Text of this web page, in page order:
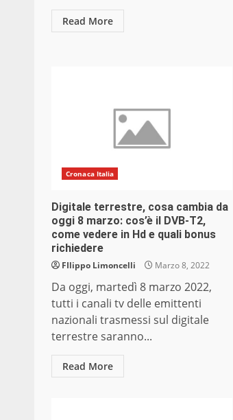
Read More
Cronaca Italia
Digitale terrestre, cosa cambia da
oggi 8 marzo: cos’è il DVB-T2,
come vedere in Hd e quali bonus
richiedere
FIlippo Limoncelli Marzo 8, 2022
Da oggi, martedì 8 marzo 2022,
tutti i canali tv delle emittenti
nazionali trasmessi sul digitale
terrestre saranno...
Read More